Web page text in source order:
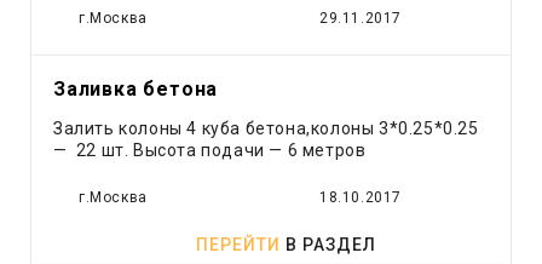
Трактор
Эвакуатор
Экскаватор
Экскаватор - погрузчик
г.Москва 29.11.2017
Заливка бетона
Залить колоны 4 куба бетона,колоны 3*0.25*0.25
— 22 шт. Высота подачи — 6 метров
г.Москва 18.10.2017
ПЕРЕЙТИ В РАЗДЕЛ